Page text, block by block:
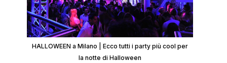
HALLOWEEN a Milano | Ecco tutti i party più cool per
la notte di Halloween